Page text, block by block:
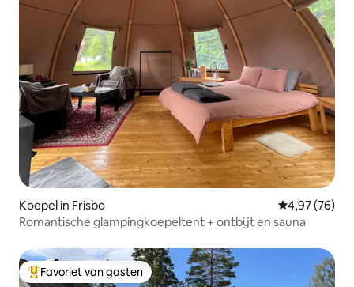
Koepel in Frisbo Gemiddelde
4,97 (76)
Romantische glampingkoepeltent + ontbijt en sauna
Topfavoriet van gasten
Favoriet van gasten